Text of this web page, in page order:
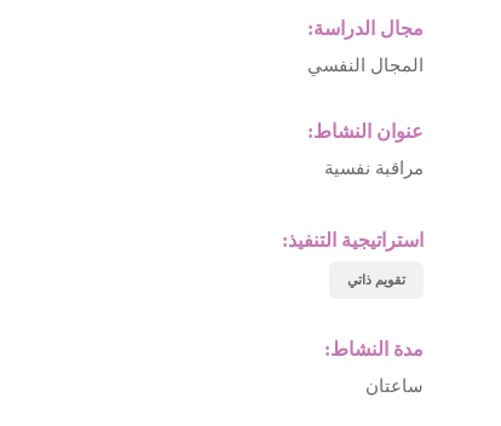
مجال الدراسة:
المجال النفسي
عنوان النشاط:
مراقبة نفسية
استراتيجية التنفيذ:
تقويم ذاتي
مدة النشاط:
ساعتان